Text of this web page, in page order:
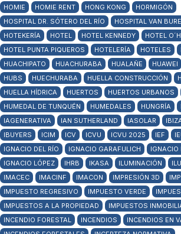
HOMIE
HOMIE RENT HONG KONG
HORMIGÓN
HOSPITAL DR. SÓTERO DEL RÍO
HOSPITAL VAN
HOTEKERÍA
HOTEL HOTEL KENNEDY
HOTEL
HOTEL PUNTA PIQUEROS
HOTELERÍA HOTELES
HUACHIPATO
HUACHURABA HUALAÑE HUAWEI
HUBS
HUECHURABA HUELLA CONSTRUCCIÓN
HUELLA HÍDRICA
HUERTOS HUERTOS URBANOS
HUMEDAL DE TUNQUÉN
HUMEDALES HUNGRÍA
IAGENERATIVA
IAN SUTHERLAND IASOLAR
IBUYERS
ICIM ICV ICVU ICVU 2025 IEF
IGNACIO DEL RÍO
IGNACIO GARAFULICH
IGNACIO
IGNACIO LÓPEZ
IHRB IKASA ILUMINACIÓN
IMACEC
IMACINF IMACON IMPRESIÓN 3D
IMPUESTO REGRESIVO
IMPUESTO VERDE
IMPUESTOS A LA PROPIEDAD
IMPUESTOS
INCENDIO FORESTAL
INCENDIOS
INCENDIOS EN